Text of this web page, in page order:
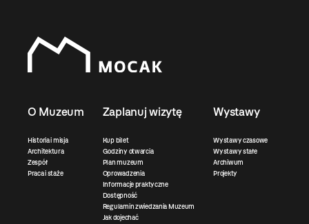
O Muzeum
Historia i misja
Architektura
Zespół
Praca i staże
Zaplanuj wizytę
Kup bilet
Godziny otwarcia
Plan muzeum
Oprowadzenia
Informacje praktyczne
Dostępność
Regulamin zwiedzania Muzeum
Jak dojechać
Wystawy
Wystawy czasowe
Wystawy stałe
Archiwum
Projekty